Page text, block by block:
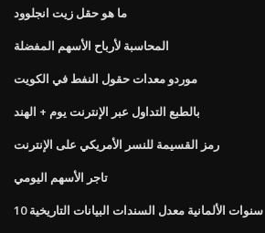
ما هو حقل زيت انجلوود
المحاسبة لأرباح الأسهم المفضلة
موردو معدات حقول النفط في الكويت
بالطبع التداول عبر الإنترنت يوم + الهند
رمز القسيمة للنسر الأمريكي على الإنترنت
تاجر الأسهم اليومي
10 سنوات الألمانية معدل السندات البيانات التاريخية